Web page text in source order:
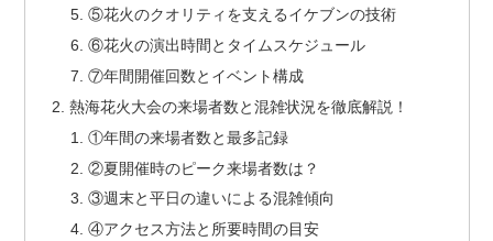
⑤花火のクオリティを支えるイケブンの技術
⑥花火の演出時間とタイムスケジュール
⑦年間開催回数とイベント構成
熱海花火大会の来場者数と混雑状況を徹底解説！
①年間の来場者数と最多記録
②夏開催時のピーク来場者数は？
③週末と平日の違いによる混雑傾向
④アクセス方法と所要時間の目安